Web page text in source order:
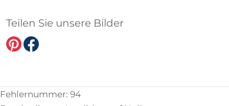
Teilen Sie unsere Bilder
Fehlernummer: 94